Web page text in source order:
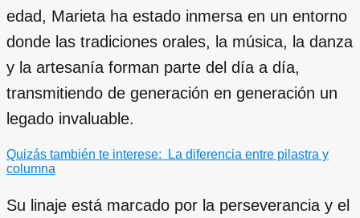
edad, Marieta ha estado inmersa en un entorno
donde las tradiciones orales, la música, la danza
y la artesanía forman parte del día a día,
transmitiendo de generación en generación un
legado invaluable.
Quizás también te interese:
La diferencia entre pilastra y
columna
Su linaje está marcado por la perseverancia y el